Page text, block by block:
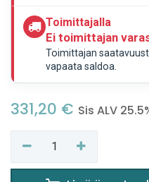
Toimittajalla
Ei toimittajan
Toimittajan
vapaata saldoa.
331,20 € Sis ALV